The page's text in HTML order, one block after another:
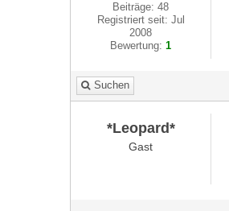
Beiträge: 48
Registriert seit: Jul
2008
Bewertung:1
Suchen
*Leopard*
Gast